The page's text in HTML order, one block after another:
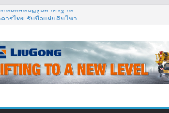
สนอแผนปฏิรูปมาตรฐาน
What You Love”
Net Zero in
สาหกรรมก่อสร้างและ
าเป็นศูนย์กลาง เดินหน้า